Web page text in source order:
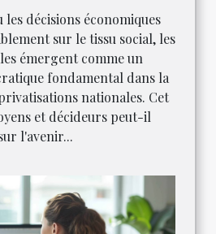
les décisions économiques
sur le tissu social, les
émergent comme un
fondamental dans la
nationales. Cet
et décideurs peut-il
l'avenir...